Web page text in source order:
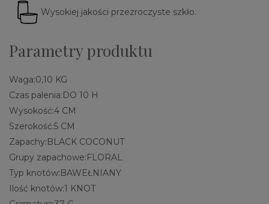
Wysokiej jakości przezroczyste szkło.
Parametry produktu
Waga:0,10 KG
Czas palenia:DO 10 H
Wysokość:4 CM
Szerokość:5 CM
Zapachy:BLACK COCONUT
Grupy zapachowe:FLORAL
Typ knotów:BAWEŁNIANY
Ilość knotów:1 KNOT